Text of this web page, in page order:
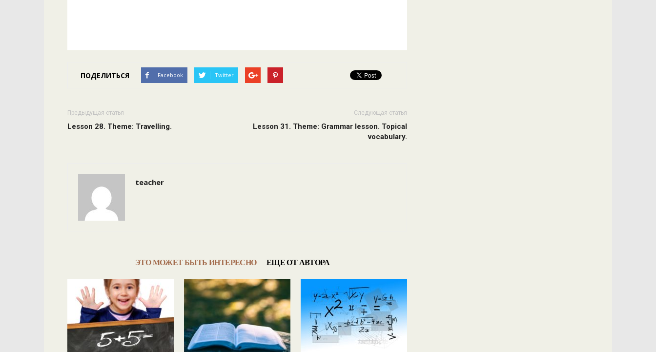
ПОДЕЛИТЬСЯ Facebook Twitter
Предыдущая статья
Lesson 28. Theme: Travelling.
Следующая статья
Lesson 31. Theme: Grammar lesson. Topical
vocabulary.
teacher
ЭТО МОЖЕТ БЫТЬ ИНТЕРЕСНО ЕЩЕ ОТ АВТОРА